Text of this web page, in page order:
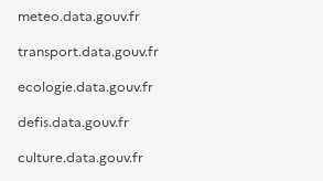
meteo.data.gouv.fr
transport.data.gouv.fr
ecologie.data.gouv.fr
defis.data.gouv.fr
culture.data.gouv.fr